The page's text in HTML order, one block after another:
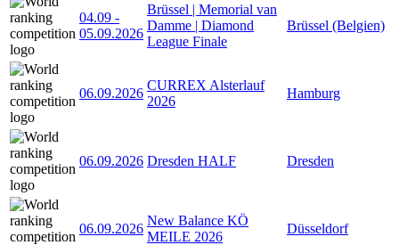
04.09 -
05.09.2026
Brüssel | Memorial van
Damme | Diamond
League Finale
Brüssel (Belgien)
06.09.2026
CURREX Alsterlauf
2026
Hamburg
06.09.2026 Dresden HALF Dresden
06.09.2026
New Balance KÖ
MEILE 2026
Düsseldorf